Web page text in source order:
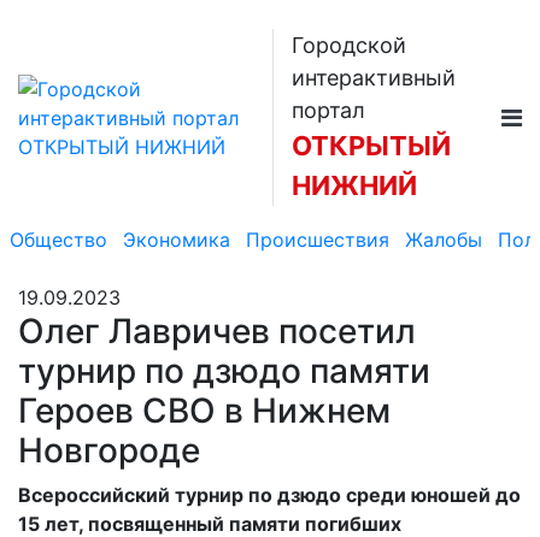
Городской
интерактивный
портал
ОТКРЫТЫЙ
НИЖНИЙ
Общество Экономика Происшествия Жалобы
19.09.2023
Олег Лавричев посетил
турнир по дзюдо памяти
Героев СВО в Нижнем
Новгороде
Всероссийский турнир по дзюдо среди юношей до
15 лет, посвященный памяти погибших